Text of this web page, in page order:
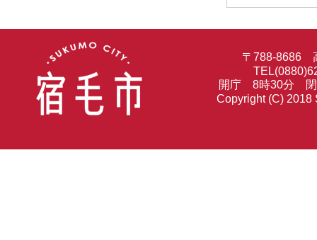
〒788-8686
開庁 8時30分 閉
Copyright (C) 2018